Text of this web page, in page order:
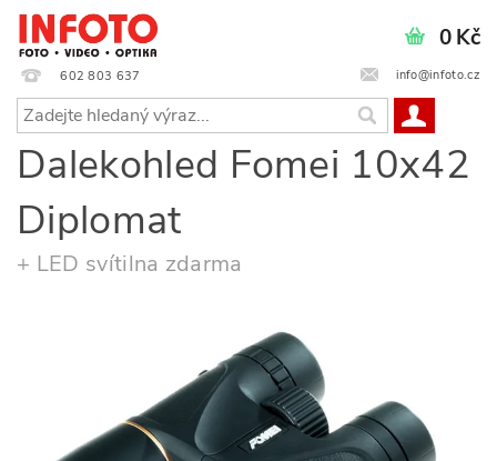
602 803 637 info@infoto.cz
0 Kč
Dalekohled Fomei 10x42
Diplomat
+ LED svítilna zdarma